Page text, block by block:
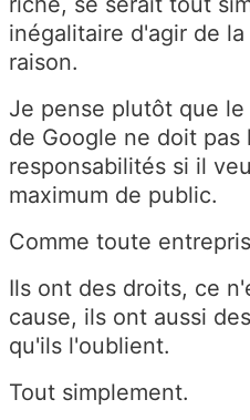
inégalitaire d'agir de
raison.
Je pense plutôt que
de Google ne doit pas
responsabilités si il
maximum de public.
Comme toute
Ils ont des droits, ce
cause, ils ont aussi
qu'ils l'oublient.
Tout simplement.